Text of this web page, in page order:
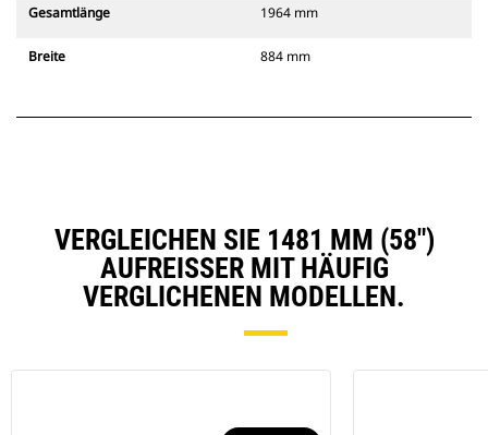
Gesamtlänge 1964 mm
Breite 884 mm
VERGLEICHEN SIE 1481 MM (58")
AUFREISSER MIT HÄUFIG V
ERGLICHENEN MODELLEN.